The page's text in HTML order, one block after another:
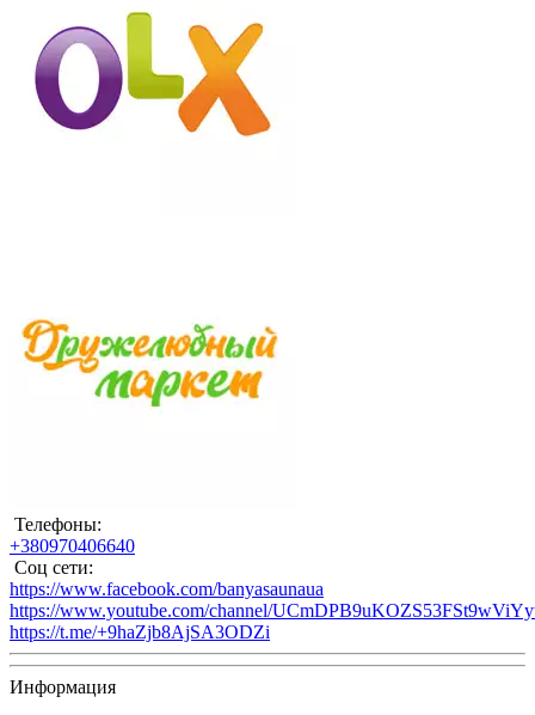
Телефоны:
+380970406640
Соц сети:
https://www.facebook.com/banyasaunaua
https://www.youtube.com/channel/
https://t.me/+9haZjb8AjSA3ODZi
Информация